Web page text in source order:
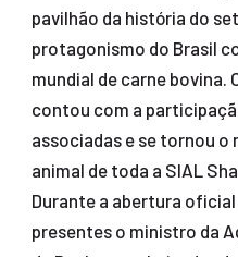
pavilhão da história do
protagonismo do Brasil
mundial de carne bovina.
contou com a
associadas e se tornou o
animal de toda a SIAL
Durante a abertura
presentes o ministro da